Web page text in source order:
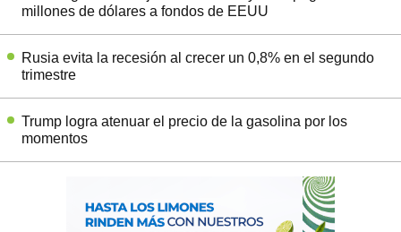
millones de dólares a fondos de EEUU
Rusia evita la recesión al crecer un 0,8% en el segundo
trimestre
Trump logra atenuar el precio de la gasolina por los
momentos